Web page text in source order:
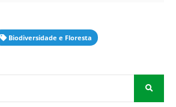
Biodiversidade e Floresta